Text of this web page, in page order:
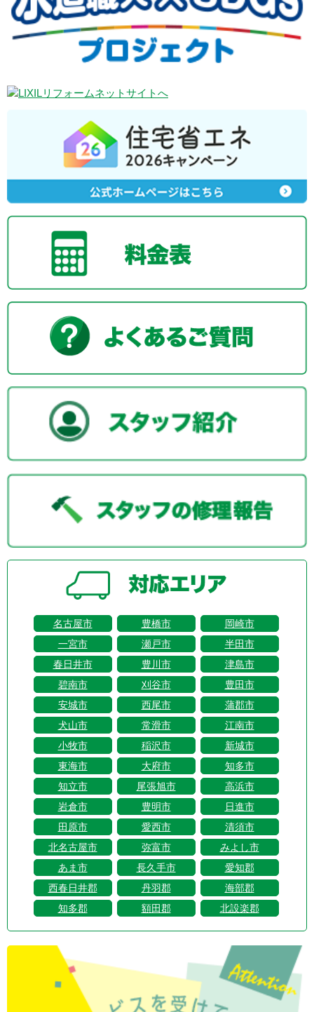
名古屋市 豊橋市
岡崎市
一宮市
瀬戸市
半田市
春日井市
豊川市
津島市
碧南市
刈谷市
豊田市
安城市
西尾市
蒲郡市
犬山市
常滑市
江南市
小牧市
稲沢市
新城市
東海市
大府市
知多市
知立市
尾張旭市
高浜市
岩倉市
豊明市
日進市
田原市
愛西市
清須市
北名古屋市
弥富市
みよし市
あま市
長久手市
愛知郡
西春日井郡
丹羽郡
海部郡
知多郡
額田郡 北設楽郡